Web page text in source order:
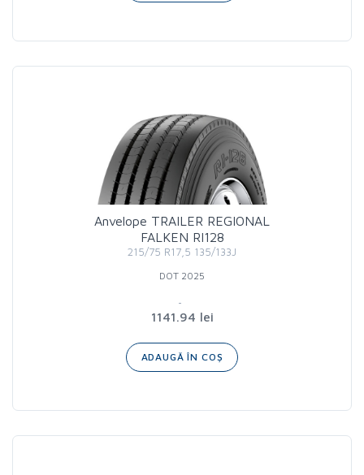
Anvelope TRAILER REGIONAL
FALKEN RI128
215/75 R17,5 135/133J
DOT 2025
1141.94 lei
ADAUGĂ ÎN COȘ